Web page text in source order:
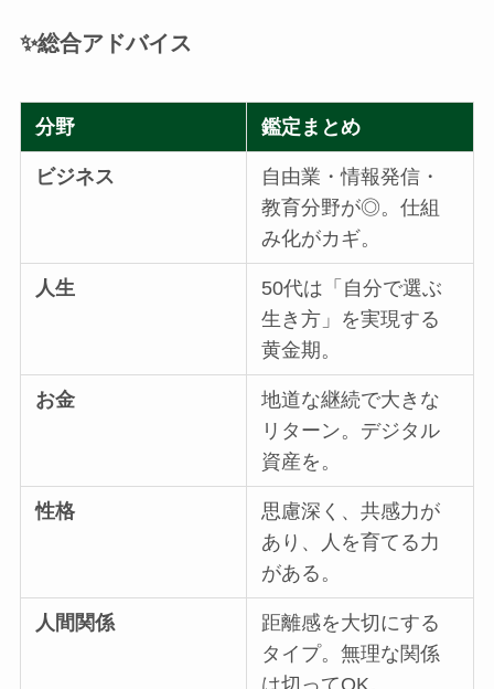
✨総合アドバイス
分野 鑑定まとめ
ビジネス
自由業・情報発信・
教育分野が◎。仕組
み化がカギ。
人生
50代は「自分で選ぶ
生き方」を実現する
黄金期。
お金
地道な継続で大きな
リターン。デジタル
資産を。
性格
思慮深く、共感力が
あり、人を育てる力
がある。
人間関係
距離感を大切にする
タイプ。無理な関係
は切ってOK。